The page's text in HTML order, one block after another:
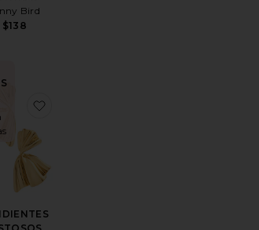
Bird
$138
DE CUENTAS LUMELARGOS ALLIE